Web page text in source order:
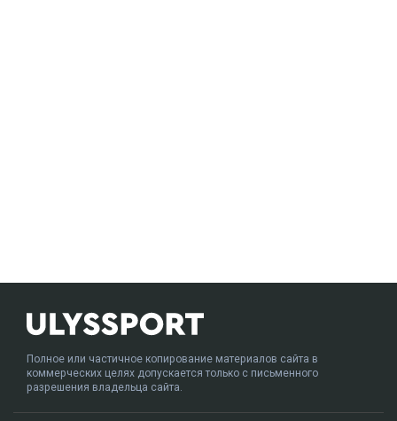
Полное или частичное копирование материалов сайта в
коммерческих целях допускается только с письменного
разрешения владельца сайта.